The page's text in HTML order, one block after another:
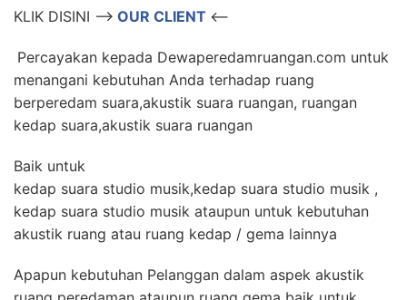
KLIK DISINI –> OUR CLIENT <–
Percayakan kepada Dewaperedamruangan.com untuk
menangani kebutuhan Anda terhadap ruang
berperedam suara,akustik suara ruangan, ruangan
kedap suara,akustik suara ruangan
Baik untuk
kedap suara studio musik,kedap suara studio musik ,
kedap suara studio musik ataupun untuk kebutuhan
akustik ruang atau ruang kedap / gema lainnya
Apapun kebutuhan Pelanggan dalam aspek akustik